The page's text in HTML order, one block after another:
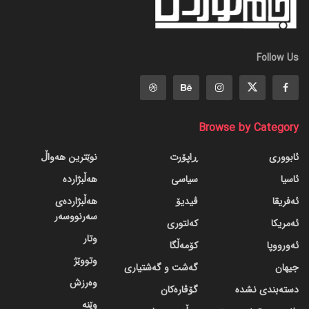
Follow Us
Browse by Category
ئابووری
ئاسیا
ئەفریقا
ئەمریکا
ئەورووپا
جیهان
دسته‌بندی نشده
ڕاپۆرت
سیاسی
ڤیدیۆ
کەلتوری
کۆمەڵگا
گه‌شت و گه‌شتیاری
گۆڤاره‌کان
نوێترین هەواڵ
هەڵبژاردە
هەڵبژاردەی
سەرنووسەر
وتار
وتووێژ
وەرزش
وێنە